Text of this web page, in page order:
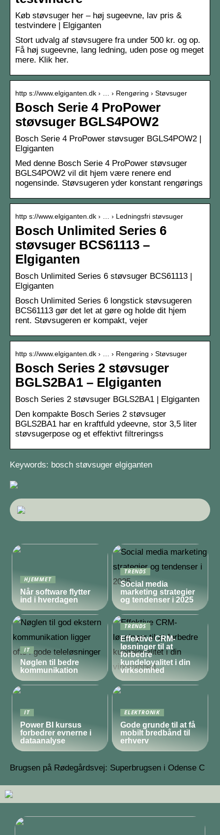
Køb støvsuger her – høj sugeevne, lav pris &
testvindere | Elgiganten
Stort udvalg af støvsugere fra under 500 kr. og op.
Få høj sugeevne, lang ledning, uden pose og meget
mere. Klik her.
http s://www.elgiganten.dk › … › Rengøring › Støvsuger
Bosch Serie 4 ProPower
støvsuger BGLS4POW2
Bosch Serie 4 ProPower støvsuger BGLS4POW2 |
Elgiganten
Med denne Bosch Serie 4 ProPower støvsuger
BGLS4POW2 vil dit hjem være renere end
nogensinde. Støvsugeren yder konstant rengørings
http s://www.elgiganten.dk › … › Ledningsfri støvsuger
Bosch Unlimited Series 6
støvsuger BCS61113 –
Elgiganten
Bosch Unlimited Series 6 støvsuger BCS61113 |
Elgiganten
Bosch Unlimited Series 6 longstick støvsugeren
BCS61113 gør det let at gøre og holde dit hjem
rent. Støvsugeren er kompakt, vejer
http s://www.elgiganten.dk › … › Rengøring › Støvsuger
Bosch Series 2 støvsuger
BGLS2BA1 – Elgiganten
Bosch Series 2 støvsuger BGLS2BA1 | Elgiganten
Den kompakte Bosch Series 2 støvsuger
BGLS2BA1 har en kraftfuld ydeevne, stor 3,5 liter
støvsugerpose og et effektivt filtreringss
Keywords: bosch støvsuger elgiganten
HJEMMET
Når software flytter
ind i hverdagen
TRENDS
Social media
marketing strategier
og tendenser i 2025
IT
Nøglen til bedre
kommunikation
TRENDS
Effektive CRM-
løsninger til at
forbedre
kundeloyalitet i din
virksomhed
IT
Power BI kursus
forbedrer evnerne i
dataanalyse
ELEKTRONIK
Gode grunde til at få
mobilt bredbånd til
erhverv
Brugsen på Rødegårdsvej: Superbrugsen i Odense C